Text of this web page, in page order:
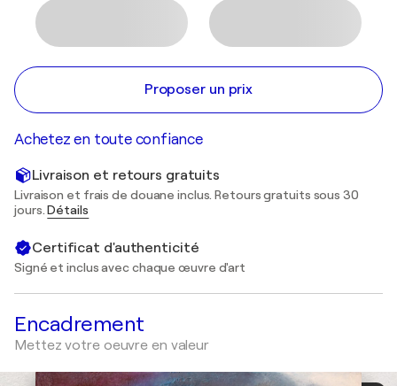
Proposer un prix
Achetez en toute confiance
Livraison et retours gratuits
Livraison et frais de douane inclus. Retours gratuits sous 30
jours.Détails
Certificat d'authenticité
Signé et inclus avec chaque œuvre d'art
Encadrement
Mettez votre oeuvre en valeur